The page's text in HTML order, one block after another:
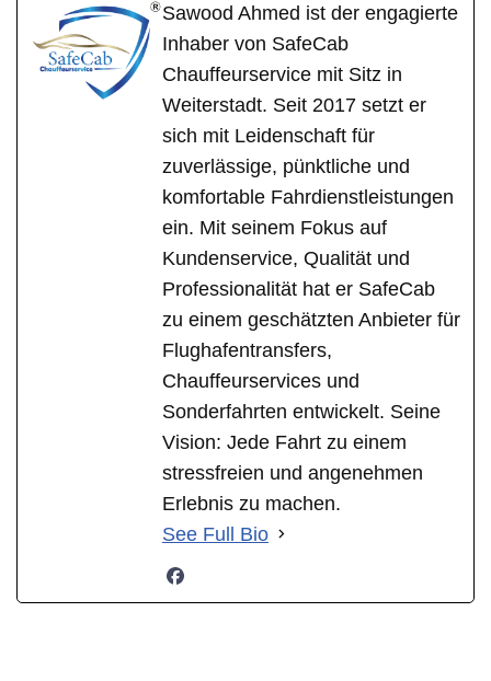
Sawood Ahmed ist der engagierte
Inhaber von SafeCab
Chauffeurservice mit Sitz in
Weiterstadt. Seit 2017 setzt er
sich mit Leidenschaft für
zuverlässige, pünktliche und
komfortable Fahrdienstleistungen
ein. Mit seinem Fokus auf
Kundenservice, Qualität und
Professionalität hat er SafeCab
zu einem geschätzten Anbieter für
Flughafentransfers,
Chauffeurservices und
Sonderfahrten entwickelt. Seine
Vision: Jede Fahrt zu einem
stressfreien und angenehmen
Erlebnis zu machen.
See Full Bio